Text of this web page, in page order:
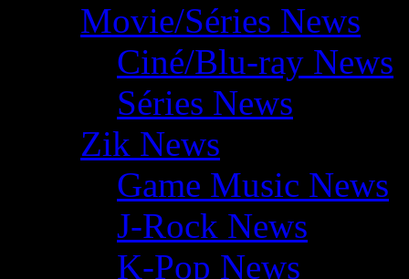
Movie/Séries News
Ciné/Blu-ray News
Séries News
Zik News
Game Music News
J-Rock News
K-Pop News